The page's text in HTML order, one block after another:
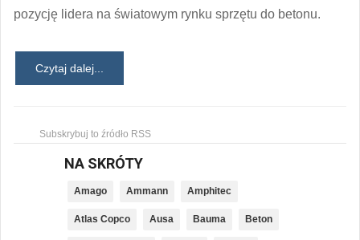
pozycję lidera na światowym rynku sprzętu do betonu.
Czytaj dalej...
Subskrybuj to źródło RSS
NA SKRÓTY
Amago Ammann Amphitec
Atlas Copco Ausa Bauma Beton